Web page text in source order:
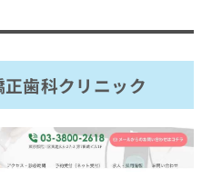
るの？
安
を選ぶ際にチェ
ト
一覧はこちらから
種類と特徴
歯科クリニック